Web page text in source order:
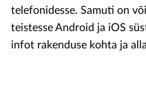
telefonidesse. Samuti on
teistesse Android ja iOS
infot rakenduse kohta ja